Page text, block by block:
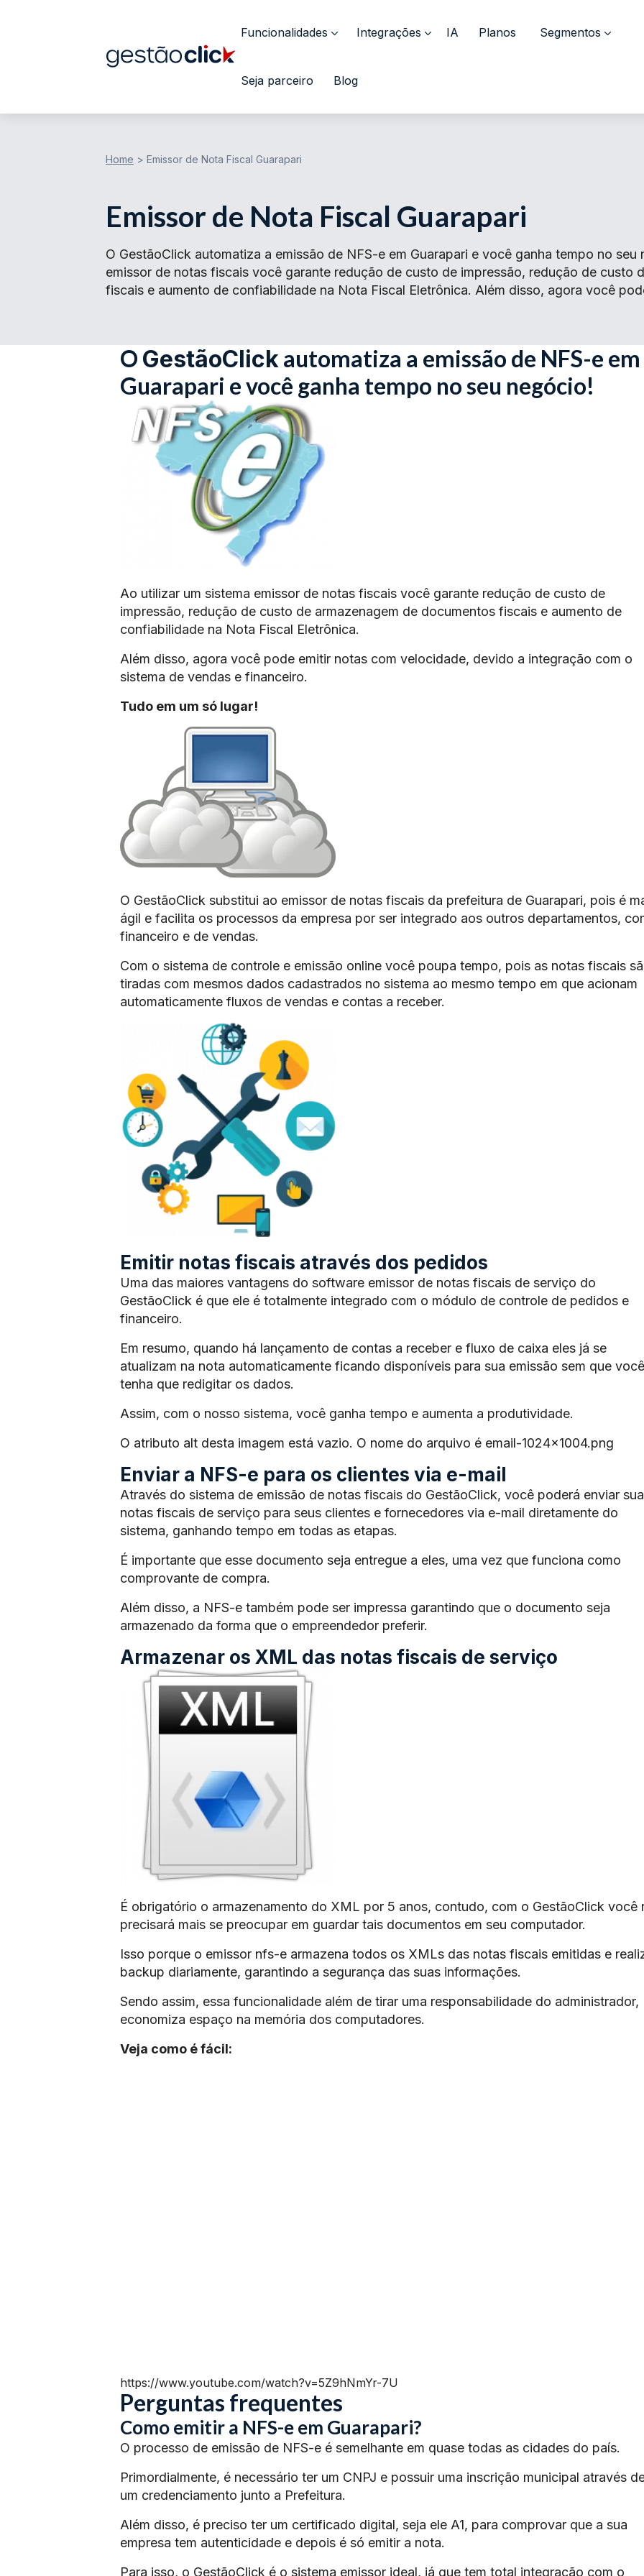
Funcionalidades Integrações IA Planos Segmentos
Seja parceiro Blog
Home > Emissor de Nota Fiscal Guarapari
Emissor de Nota Fiscal Guarapari
O GestãoClick automatiza a emissão de NFS-e em Guarapari e você ganha tempo no
emissor de notas fiscais você garante redução de custo de impressão, redução de custo
fiscais e aumento de confiabilidade na Nota Fiscal Eletrônica. Além disso, agora você
O GestãoClickautomatiza a emissão de NFS-e em
Guarapari e você ganha tempo no seu negócio!
Ao utilizar um sistema emissor de notas fiscais você garante redução de custo de
impressão, redução de custo de armazenagem de documentos fiscais e aumento de
confiabilidade na Nota Fiscal Eletrônica.
Além disso, agora você pode emitir notas com velocidade, devido a integração com o
sistema de vendas e financeiro.
Tudo em um só lugar!
O GestãoClick substitui ao emissor de notas fiscais da prefeitura de Guarapari, pois é
ágil e facilita os processos da empresa por ser integrado aos outros departamentos,
financeiro e de vendas.
Com o sistema de controle e emissão online você poupa tempo, pois as notas fiscais
tiradas com mesmos dados cadastrados no sistema ao mesmo tempo em que acionam
automaticamente fluxos de vendas e contas a receber.
Emitir notas fiscais através dos pedidos
Uma das maiores vantagens do software emissor de notas fiscais de serviço do
GestãoClick é que ele é totalmente integrado com o módulo de controle de pedidos e
financeiro.
Em resumo, quando há lançamento de contas a receber e fluxo de caixa eles já se
atualizam na nota automaticamente ficando disponíveis para sua emissão sem que você
tenha que redigitar os dados.
Assim, com o nosso sistema, você ganha tempo e aumenta a produtividade.
O atributo alt desta imagem está vazio. O nome do arquivo é email-1024×1004.png
Enviar a NFS-e para os clientes via e-mail
Através do sistema de emissão de notas fiscais do GestãoClick, você poderá enviar
notas fiscais de serviço para seus clientes e fornecedores via e-mail diretamente do
sistema, ganhando tempo em todas as etapas.
É importante que esse documento seja entregue a eles, uma vez que funciona como
comprovante de compra.
Além disso, a NFS-e também pode ser impressa garantindo que o documento seja
armazenado da forma que o empreendedor preferir.
Armazenar os XML das notas fiscais de serviço
É obrigatório o armazenamento do XML por 5 anos, contudo, com o GestãoClick você
precisará mais se preocupar em guardar tais documentos em seu computador.
Isso porque o emissor nfs-e armazena todos os XMLs das notas fiscais emitidas e
backup diariamente, garantindo a segurança das suas informações.
Sendo assim, essa funcionalidade além de tirar uma responsabilidade do administrador,
economiza espaço na memória dos computadores.
Veja como é fácil:
https://www.youtube.com/watch?v=5Z9hNmYr-7U
Perguntas frequentes
Como emitir a NFS-e em Guarapari?
O processo de emissão de NFS-e é semelhante em quase todas as cidades do país.
Primordialmente, é necessário ter um CNPJ e possuir uma inscrição municipal através
um credenciamento junto a Prefeitura.
Além disso, é preciso ter um certificado digital, seja ele A1, para comprovar que a sua
empresa tem autenticidade e depois é só emitir a nota.
Para isso, o GestãoClick é o sistema emissor ideal, já que tem total integração com o